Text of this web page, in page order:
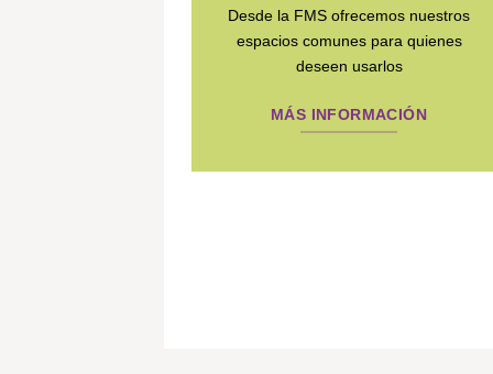
Desde la FMS ofrecemos nuestros
espacios comunes para quienes
deseen usarlos
MÁS INFORMACIÓN